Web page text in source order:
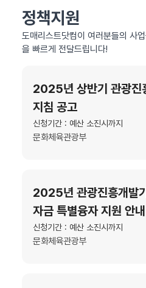
정책지원
도매리스트닷컴이 여러분들의 사
을 빠르게 전달드립니다!
2025년 상반기 관광진
지침 공고
신청기간 : 예산 소진시까지
문화체육관광부
2025년 관광진흥개발
자금 특별융자 지원 안내
신청기간 : 예산 소진시까지
문화체육관광부